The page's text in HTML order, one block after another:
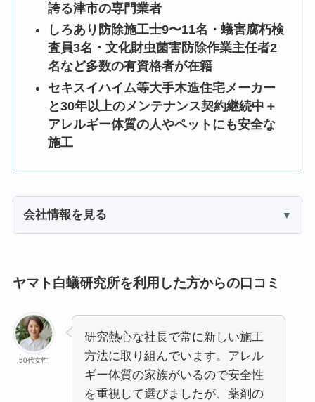
誇る津市の専門業者
しろあり防除施工士9〜11名・蟻害腐朽検
査員3名・文化財虫菌害防除作業主任者2
名など多数の有資格者が在籍
セキスイハイム等大手木造住宅メーカー
と30年以上のメンテナンス契約継続中＋
アレルギー体質の人やペットにも安全な
施工
会社情報を見る
ヤマト白蟻研究所を利用した方からの口コミ
50代女性
研究熱心な社長で常に新しい施工
方法に取り組んでいます。アレル
ギー体質の家族がいるので安全性
を重視して選びましたが、薬剤の